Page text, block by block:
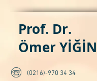
Prof. Dr.
Ömer
(0216)-970 34 34